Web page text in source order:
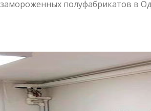
полуфабрикатов в